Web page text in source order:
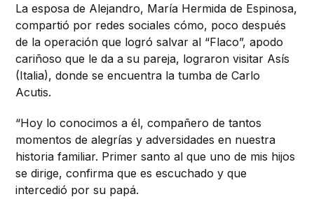
La esposa de Alejandro, María Hermida de Espinosa,
compartió por redes sociales cómo, poco después
de la operación que logró salvar al “Flaco”, apodo
cariñoso que le da a su pareja, lograron visitar Asís
(Italia), donde se encuentra la tumba de Carlo
Acutis.
“Hoy lo conocimos a él, compañero de tantos
momentos de alegrías y adversidades en nuestra
historia familiar. Primer santo al que uno de mis hijos
se dirige, confirma que es escuchado y que
intercedió por su papá.